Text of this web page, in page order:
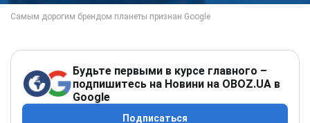
Будьте первыми в курсе главного –
подпишитесь на Новини на OBOZ.UA в
Google
Подписаться